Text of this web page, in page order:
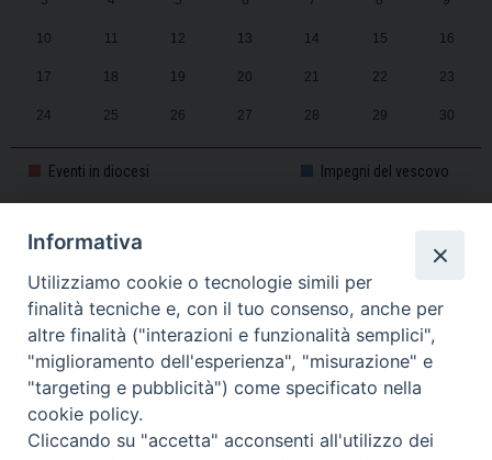
10 11 12 13 14 15 16
17 18 19 20 21 22 23
24 25 26 27 28 29 30
31 1 2 3 4 5 6
Eventi in diocesi Impegni del vescovo
CALENDARIO PASTORALE 2025-2026
Informativa
Utilizziamo cookie o tecnologie simili per
finalità tecniche e, con il tuo consenso, anche per
altre finalità ("interazioni e funzionalità semplici",
"miglioramento dell'esperienza", "misurazione" e
"targeting e pubblicità") come specificato nella
cookie policy.
Cliccando su "accetta" acconsenti all'utilizzo dei